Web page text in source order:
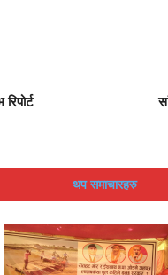
थप समाचारहरु